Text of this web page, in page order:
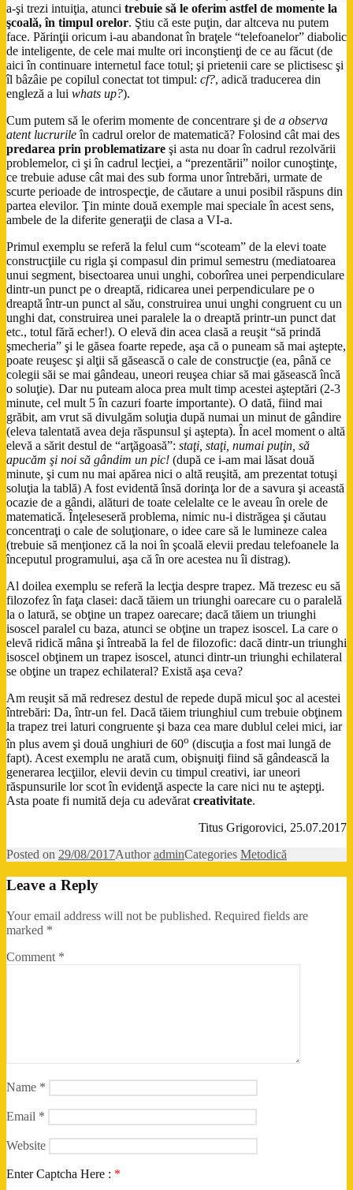
a-şi trezi intuiţia, atunci trebuie să le oferim astfel de momente la
şcoală, în timpul orelor. Ştiu că este puţin, dar altceva nu putem
face. Părinţii oricum i-au abandonat în braţele “telefoanelor” diabolic
de inteligente, de cele mai multe ori inconştienţi de ce au făcut (de
aici în continuare internetul face totul; şi prietenii care se plictisesc şi
îl bâzâie pe copilul conectat tot timpul: cf?, adică traducerea din
engleză a lui whats up?).
Cum putem să le oferim momente de concentrare şi de a observa
atent lucrurileîn cadrul orelor de matematică? Folosind cât mai des
predarea prin problematizare şi asta nu doar în cadrul rezolvării
problemelor, ci şi în cadrul lecţiei, a “prezentării” noilor cunoştinţe,
ce trebuie aduse cât mai des sub forma unor întrebări, urmate de
scurte perioade de introspecţie, de căutare a unui posibil răspuns din
partea elevilor. Ţin minte două exemple mai speciale în acest sens,
ambele de la diferite generaţii de clasa a VI-a.
Primul exemplu se referă la felul cum “scoteam” de la elevi toate
construcţiile cu rigla şi compasul din primul semestru (mediatoarea
unui segment, bisectoarea unui unghi, coborîrea unei perpendiculare
dintr-un punct pe o dreaptă, ridicarea unei perpendiculare pe o
dreaptă într-un punct al său, construirea unui unghi congruent cu un
unghi dat, construirea unei paralele la o dreaptă printr-un punct dat
etc., totul fără echer!). O elevă din acea clasă a reuşit “să prindă
şmecheria” şi le găsea foarte repede, aşa că o puneam să mai aştepte,
poate reuşesc şi alţii să găsească o cale de construcţie (ea, până ce
colegii săi se mai gândeau, uneori reuşea chiar să mai găsească încă
o soluţie). Dar nu puteam aloca prea mult timp acestei aşteptări (2-3
minute, cel mult 5 în cazuri foarte importante). O dată, fiind mai
grăbit, am vrut să divulgăm soluţia după numai un minut de gândire
(eleva talentată avea deja răspunsul şi aştepta). În acel moment o altă
elevă a sărit destul de “arţăgoasă”: staţi, staţi, numai puţin, să
apucăm şi noi să gândim un pic! (după ce i-am mai lăsat două
minute, şi cum nu mai apărea nici o altă reuşită, am prezentat totuşi
soluţia la tablă) A fost evidentă însă dorinţa lor de a savura şi această
ocazie de a gândi, alături de toate celelalte ce le aveau în orele de
matematică. Înţeleseseră problema, nimic nu-i distrăgea şi căutau
concentraţi o cale de soluţionare, o idee care să le lumineze calea
(trebuie să menţionez că la noi în şcoală elevii predau telefoanele la
începutul programului, aşa că în ore acestea nu îi distrag).
Al doilea exemplu se referă la lecţia despre trapez. Mă trezesc eu să
filozofez în faţa clasei: dacă tăiem un triunghi oarecare cu o paralelă
la o latură, se obţine un trapez oarecare; dacă tăiem un triunghi
isoscel paralel cu baza, atunci se obţine un trapez isoscel. La care o
elevă ridică mâna şi întreabă la fel de filozofic: dacă dintr-un triunghi
isoscel obţinem un trapez isoscel, atunci dintr-un triunghi echilateral
se obţine un trapez echilateral? Există aşa ceva?
Am reuşit să mă redresez destul de repede după micul şoc al acestei
întrebări: Da, într-un fel. Dacă tăiem triunghiul cum trebuie obţinem
la trapez trei laturi congruente şi baza cea mare dublul celei mici, iar
în plus avem şi două unghiuri de 60o (discuţia a fost mai lungă de
fapt). Acest exemplu ne arată cum, obişnuiţi fiind să gândească la
generarea lecţiilor, elevii devin cu timpul creativi, iar uneori
răspunsurile lor scot în evidenţă aspecte la care nici nu te aştepţi.
Asta poate fi numită deja cu adevărat creativitate.
Titus Grigorovici, 25.07.2017
Posted on 29/08/2017AuthoradminCategories Metodică
Leave a Reply
Your email address will not be published. Required fields are
marked *
Comment *
Name *
Email *
Website
Enter Captcha Here : *